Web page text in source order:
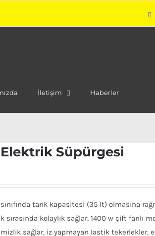
İletişim Haberler
Süpürgesi
tank kapasitesi (35 lt) olmasına
kolaylık sağlar, 1400 w çift fanlı
sağlar, iz yapmayan lastik tekerlekler,